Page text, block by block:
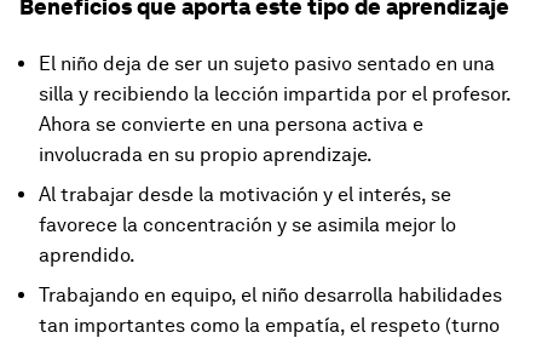
Beneficios que aporta este tipo de aprendizaje
El niño deja de ser un sujeto pasivo sentado en una
silla y recibiendo la lección impartida por el profesor.
Ahora se convierte en una persona activa e
involucrada en su propio aprendizaje.
Al trabajar desde la motivación y el interés, se
favorece la concentración y se asimila mejor lo
aprendido.
Trabajando en equipo, el niño desarrolla habilidades
tan importantes como la empatía, el respeto (turno